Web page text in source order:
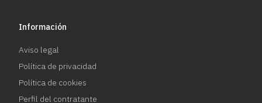
Información
Aviso legal
Política de privacidad
Política de cookies
Perfil del contratante